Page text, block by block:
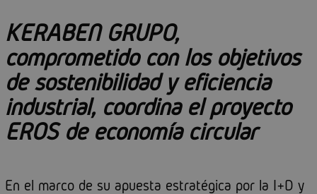
KERABEN GRUPO,
comprometido con los objetivos
de sostenibilidad y eficiencia
industrial, coordina el proyecto
EROS de economía circular
En el marco de su apuesta estratégica por la I+D y